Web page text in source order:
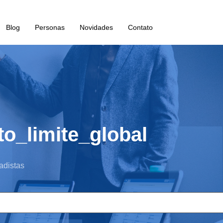
Blog Personas Novidades Contato